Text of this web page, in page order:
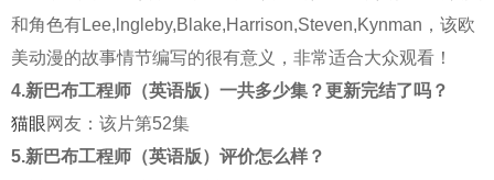
和角色有Lee,lngleby,Blake,Harrison,Steven,Kynman，该欧
美动漫的故事情节编写的很有意义，非常适合大众观看！
4.新巴布工程师（英语版）一共多少集？更新完结了吗？
猫眼网友：该片第52集
5.新巴布工程师（英语版）评价怎么样？